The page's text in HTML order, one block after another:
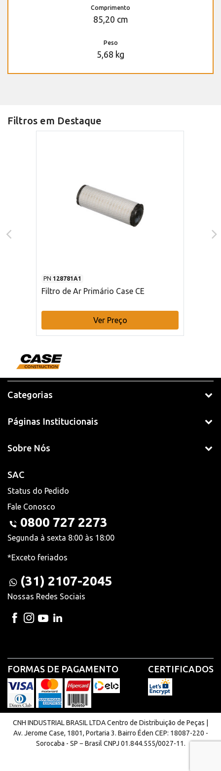
Comprimento
85,20 cm
Peso
5,68 kg
Filtros em Destaque
PN 128781A1
Filtro de Ar Primário Case CE
Ver Preço
Categorias
Páginas Institucionais
Sobre Nós
SAC
Status do Pedido
Fale Conosco
0800 727 2273
Segunda à sexta 8:00 às 18:00
*Exceto feriados
(31) 2107-2045
Nossas Redes Sociais
FORMAS DE PAGAMENTO CERTIFICADOS
CNH INDUSTRIAL BRASIL LTDA Centro de Distribuição de Peças |
Av. Jerome Case, 1801, Portaria 3. Bairro Éden CEP: 18087-220 -
Sorocaba - SP − Brasil CNPJ 01.844.555/0027-11.